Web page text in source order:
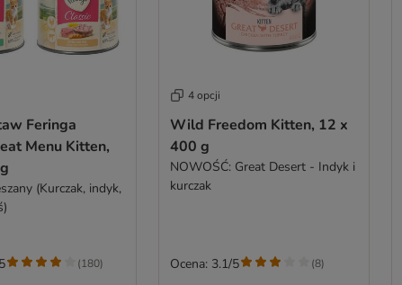
Feringa
Menu Kitten,
(Kurczak, indyk,
(180)
4 opcji
Wild Freedom Kitten, 12 x
400 g
NOWOŚĆ: Great Desert - Indyk i
kurczak
Ocena: 3.1/5 (8)